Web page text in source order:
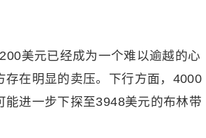
美元已经成为一个难以逾越的心
在明显的卖压。下行方面，4000
进一步下探至3948美元的布林带